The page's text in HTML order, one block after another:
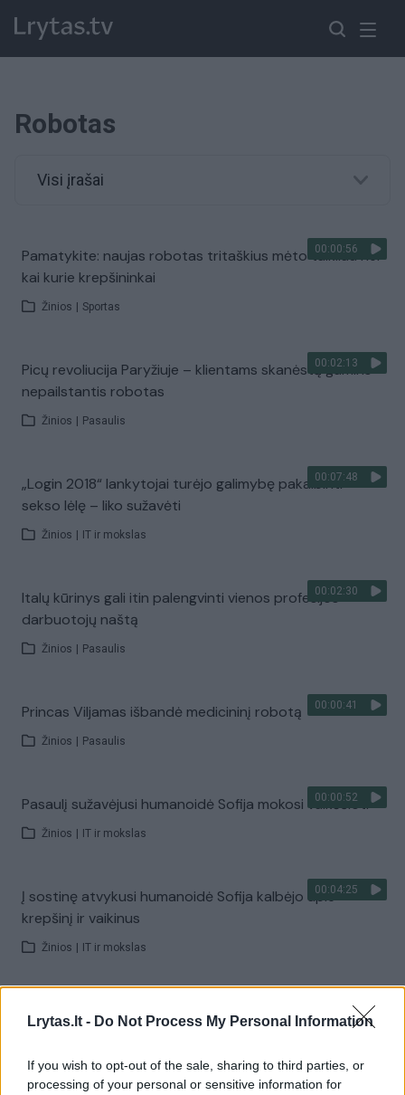
Lrytas.lt - Do Not Process My Personal Information
If you wish to opt-out of the sale, sharing to third parties, or
processing of your personal or sensitive information for
Robotas
Visi įrašai
00:00:56
Pamatykite: naujas robotas tritaškius mėto taikliau nei
kai kurie krepšininkai
Žinios Sportas
00:02:13
Picų revoliucija Paryžiuje – klientams skanėstą gamins
nepailstantis robotas
Žinios Pasaulis
00:07:48
„Login 2018“ lankytojai turėjo galimybę pakalbinti
sekso lėlę – liko sužavėti
Žinios IT ir mokslas
00:02:30
Italų kūrinys gali itin palengvinti vienos profesijos
darbuotojų naštą
Žinios Pasaulis
00:00:41
Princas Viljamas išbandė medicininį robotą
Žinios Pasaulis
00:00:52
Pasaulį sužavėjusi humanoidė Sofija mokosi vaikščioti
Žinios IT ir mokslas
00:04:25
Į sostinę atvykusi humanoidė Sofija kalbėjo apie
krepšinį ir vaikinus
Žinios IT ir mokslas
00:00:27
Brazilijos pareigūnai pasipiktinę – narkotikų versle dirba
robotai
Žinios | Pasaulis